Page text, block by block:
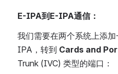
E-IPA到E-IPA通信：
我们需要在两个系统上添
IPA，转到 Cards and
Trunk (IVC) 类型的端口：